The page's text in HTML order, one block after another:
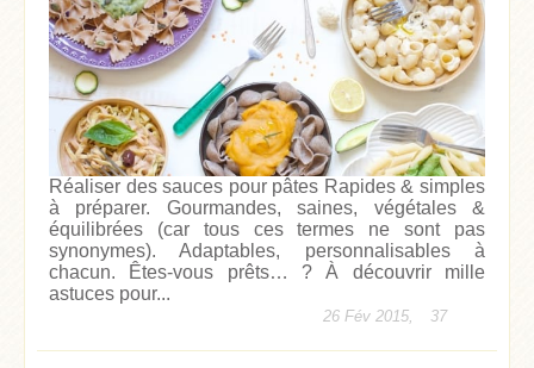
Réaliser des sauces pour pâtes Rapides & simples
à préparer. Gourmandes, saines, végétales &
équilibrées (car tous ces termes ne sont pas
synonymes). Adaptables, personnalisables à
chacun. Êtes-vous prêts… ? À découvrir mille
astuces pour...
26 Fév 2015, 37